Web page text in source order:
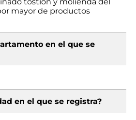
mayor de productos
en el que se
en el que se registra?